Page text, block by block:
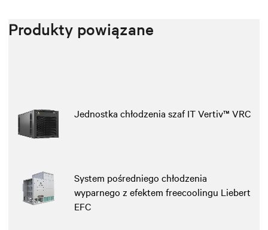
Produkty powiązane
Jednostka chłodzenia szaf IT Vertiv™ VRC
System pośredniego chłodzenia
wyparnego z efektem freecoolingu Liebert
EFC